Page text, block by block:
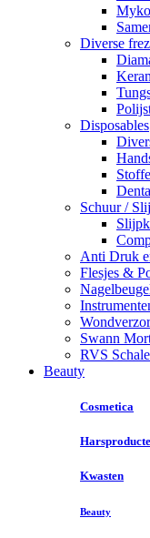
Diverse
Disposables
Schuur /
Anti Druk
Flesjes &
Swann
RVS
Beauty
Cosmetica
Kwasten
Beauty